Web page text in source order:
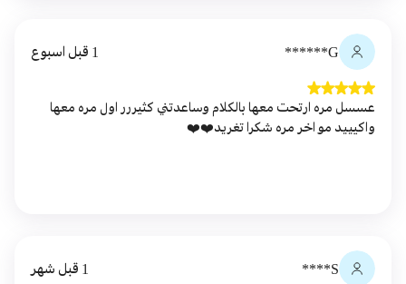
G****** 1 قبل اسبوع
عسسل مره ارتحت معها بالكلام وساعدتني كثيررر اول مره معها
واكيييد مو اخر مره شكرا تغريد❤️❤️
S**** 1 قبل شهر